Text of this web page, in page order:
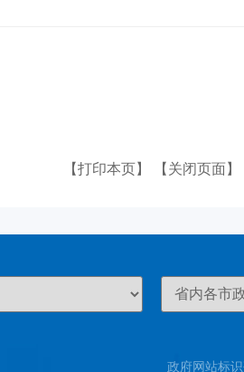
【打印本页】 【关闭页面】
政府网站标